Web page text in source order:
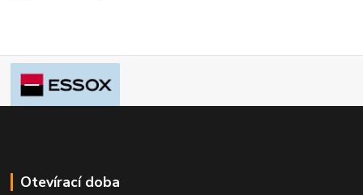
Otevírací doba